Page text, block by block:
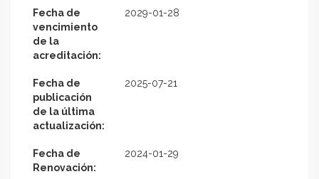
Fecha de
vencimiento
de la
acreditación:
2029-01-28
Fecha de
publicación
de la última
actualización:
2025-07-21
Fecha de
Renovación:
2024-01-29